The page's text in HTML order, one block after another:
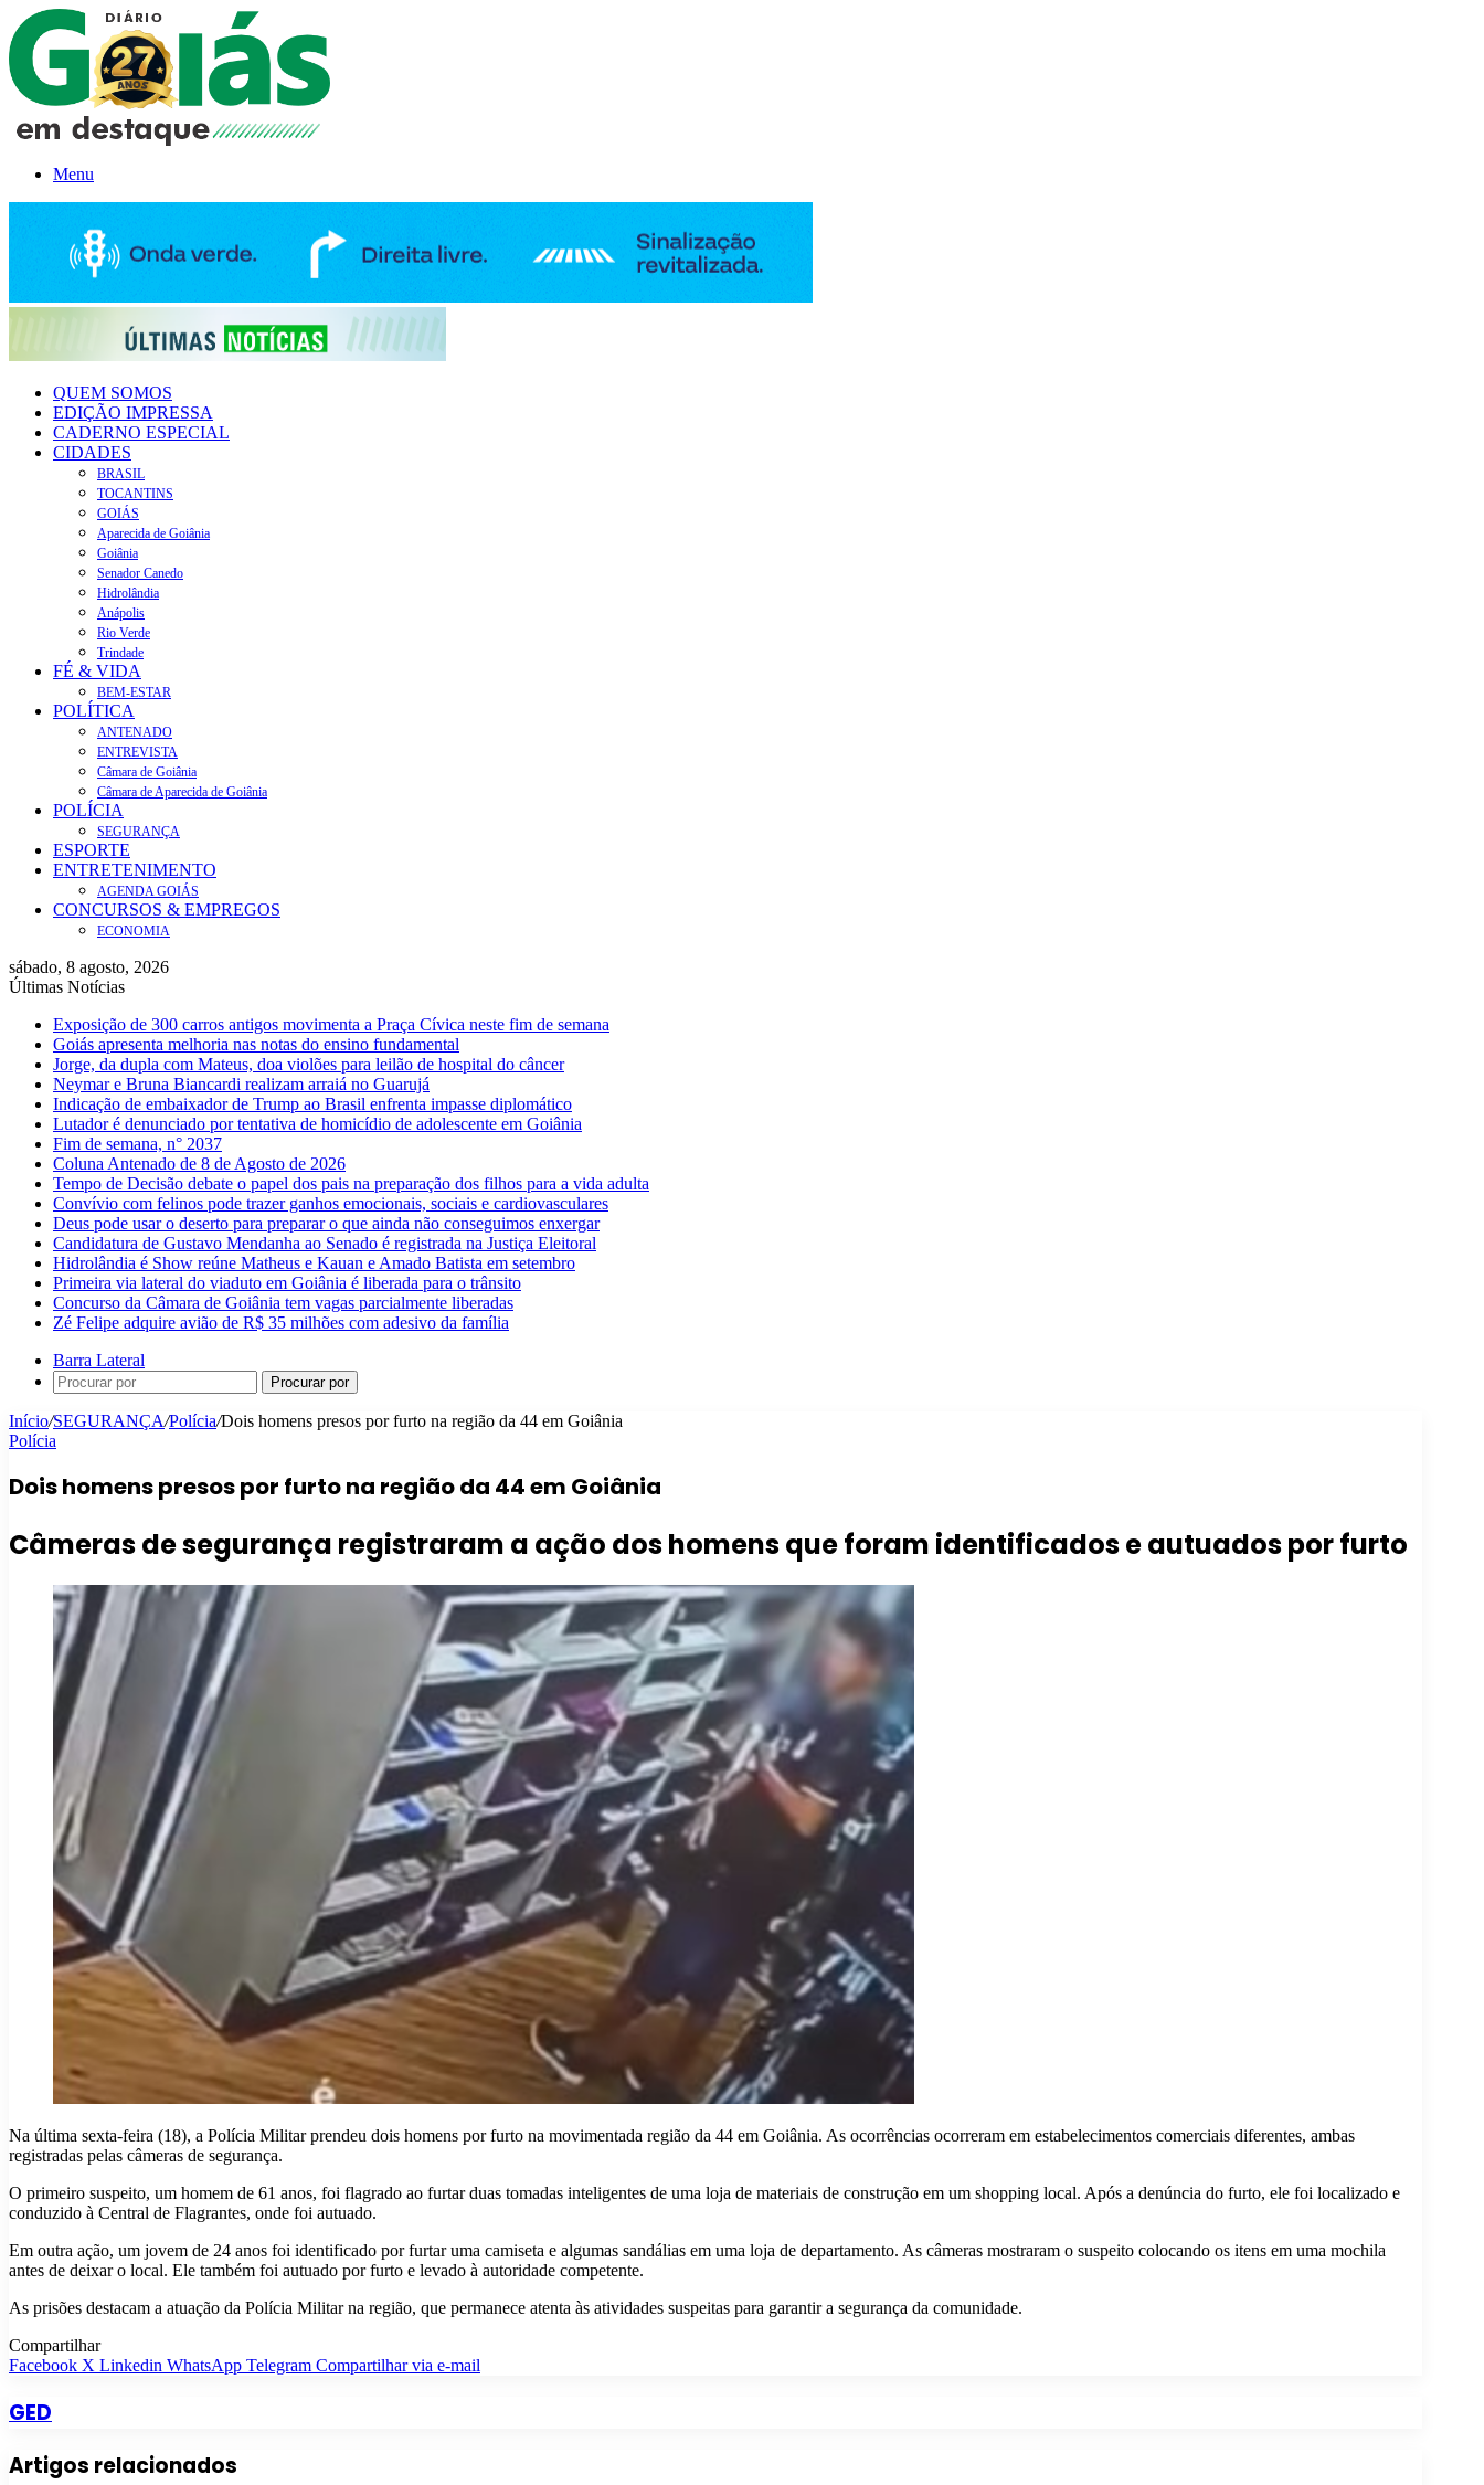
Menu
QUEM SOMOS
EDIÇÃO IMPRESSA
CADERNO ESPECIAL
CIDADES
BRASIL
TOCANTINS
GOIÁS
Aparecida de Goiânia
Goiânia
Senador Canedo
Hidrolândia
Anápolis
Rio Verde
Trindade
FÉ & VIDA
BEM-ESTAR
POLÍTICA
ANTENADO
ENTREVISTA
Câmara de Goiânia
Câmara de Aparecida de Goiânia
POLÍCIA
SEGURANÇA
ESPORTE
ENTRETENIMENTO
AGENDA GOIÁS
CONCURSOS & EMPREGOS
ECONOMIA
sábado, 8 agosto, 2026
Últimas Notícias
Exposição de 300 carros antigos movimenta a Praça Cívica neste fim de semana
Goiás apresenta melhoria nas notas do ensino fundamental
Jorge, da dupla com Mateus, doa violões para leilão de hospital do câncer
Neymar e Bruna Biancardi realizam arraiá no Guarujá
Indicação de embaixador de Trump ao Brasil enfrenta impasse diplomático
Lutador é denunciado por tentativa de homicídio de adolescente em Goiânia
Fim de semana, n° 2037
Coluna Antenado de 8 de Agosto de 2026
Tempo de Decisão debate o papel dos pais na preparação dos filhos para a vida adulta
Convívio com felinos pode trazer ganhos emocionais, sociais e cardiovasculares
Deus pode usar o deserto para preparar o que ainda não conseguimos enxergar
Candidatura de Gustavo Mendanha ao Senado é registrada na Justiça Eleitoral
Hidrolândia é Show reúne Matheus e Kauan e Amado Batista em setembro
Primeira via lateral do viaduto em Goiânia é liberada para o trânsito
Concurso da Câmara de Goiânia tem vagas parcialmente liberadas
Zé Felipe adquire avião de R$ 35 milhões com adesivo da família
Barra Lateral
Procurar por
Início/SEGURANÇA/Polícia/Dois homens presos por furto na região da 44 em Goiânia
Polícia
Dois homens presos por furto na região da 44 em Goiânia
Câmeras de segurança registraram a ação dos homens que foram identificados e autuados por furto
Na última sexta-feira (18), a Polícia Militar prendeu dois homens por furto na movimentada região da 44 em Goiânia. As ocorrências ocorreram em estabelecimentos comerciais diferentes, ambas
registradas pelas câmeras de segurança.
O primeiro suspeito, um homem de 61 anos, foi flagrado ao furtar duas tomadas inteligentes de uma loja de materiais de construção em um shopping local. Após a denúncia do furto, ele foi localizado e
conduzido à Central de Flagrantes, onde foi autuado.
Em outra ação, um jovem de 24 anos foi identificado por furtar uma camiseta e algumas sandálias em uma loja de departamento. As câmeras mostraram o suspeito colocando os itens em uma mochila
antes de deixar o local. Ele também foi autuado por furto e levado à autoridade competente.
As prisões destacam a atuação da Polícia Militar na região, que permanece atenta às atividades suspeitas para garantir a segurança da comunidade.
Compartilhar
Facebook X Linkedin WhatsApp Telegram Compartilhar via e-mail
GED
Artigos relacionados